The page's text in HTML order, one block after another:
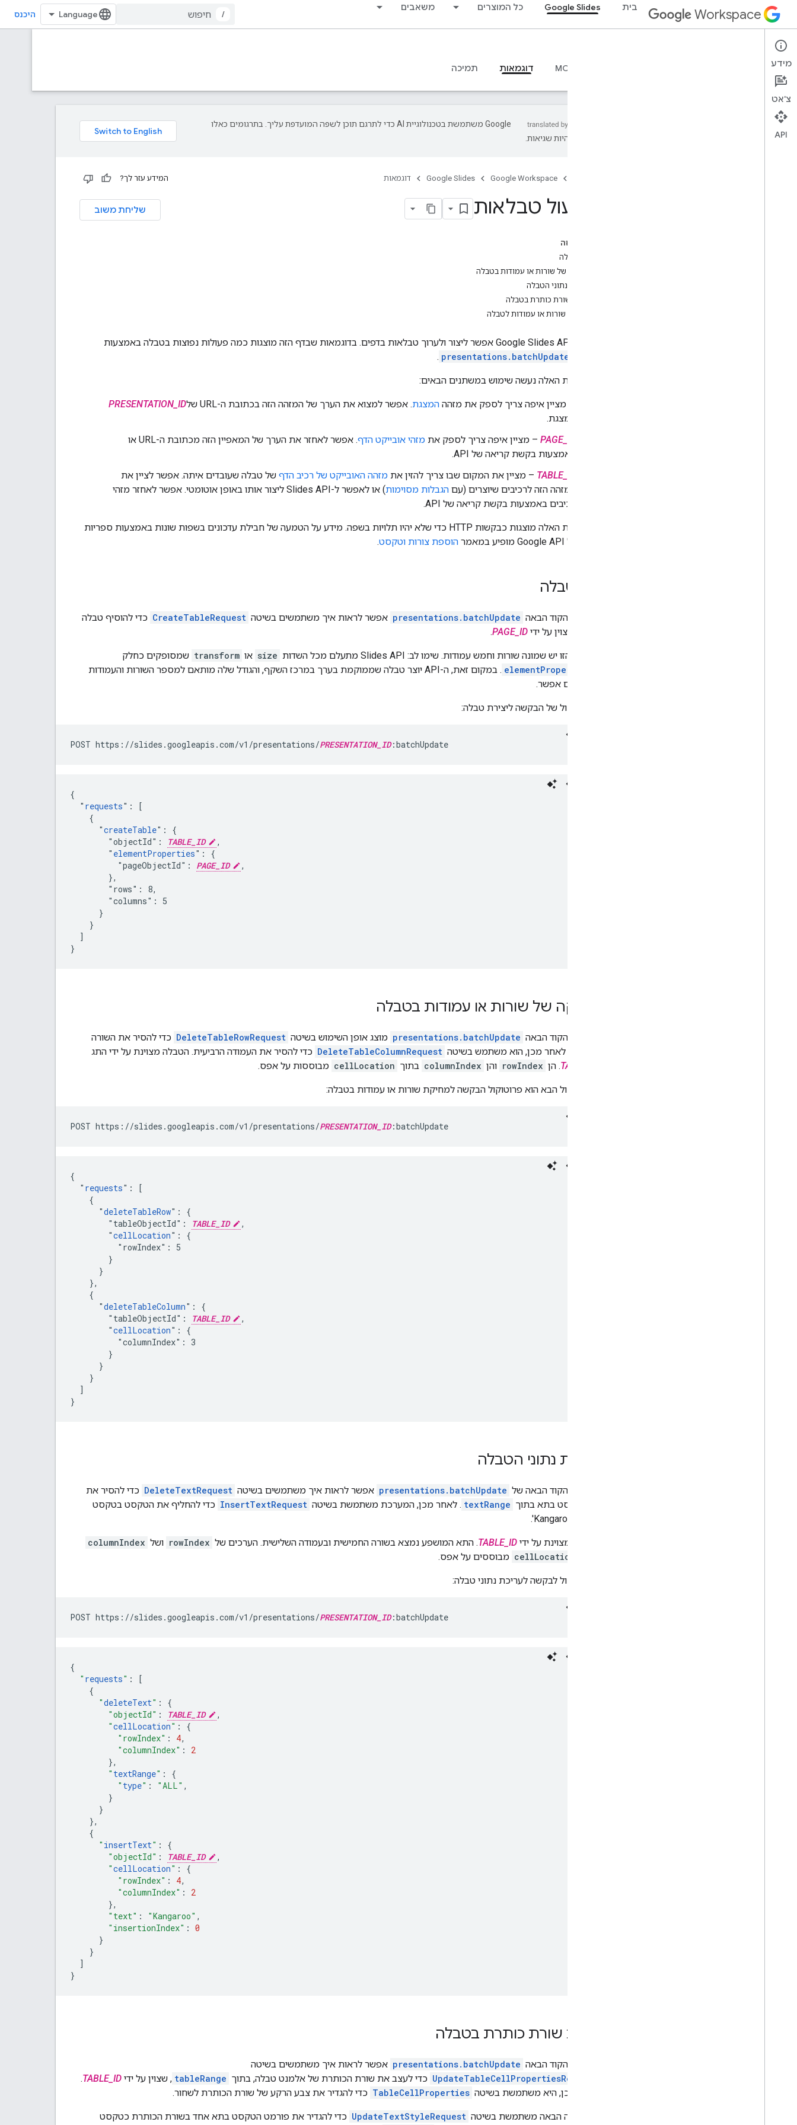
Workspace בית Google Slides כל המוצרים משאבים
/ היכנס
Google Slides
סקירה כללית דוגמאות תמיכה
‫Google משתמשת בטכנולוגיית AI כדי לתרגם תוכן לשפה המועדפת עליך. בתרגומים כאלו
עשויות להיות שגיאות.
Google Workspace
Google Slides דוגמאות המידע עזר לך?
שליחת משוב תפעול טבלאות
בדף הזה
צור טבלה
מחיקה של שורות או עמודות בטבלה
עריכת נתוני הטבלה
עיצוב שורת כותרת בטבלה
הוספת שורות או עמודות לטבלה
בעזרת Google Slides API אפשר ליצור ולערוך טבלאות בדפים. בדוגמאות שבדף הזה מוצגות כמה פעולות נפוצות בטבלה באמצעות
presentations.batchUpdate
.
בדוגמאות האלה נעשה שימוש במשתנים הבאים:
PRESENTATION_ID ‫— מציין איפה צריך לספק את מזהה המצגת
. אפשר למצוא את הערך של המזהה הזה בכתובת ה-URL של
המצגת.
PAGE_ID – מציין איפה צריך לספק את מזהי אובייקט הדף
. אפשר לאחזר את הערך של המאפיין הזה מכתובת ה-URL או
באמצעות בקשת קריאה של API.
TABLE_ID – מציין את המקום שבו צריך להזין את מזהה האובייקט של רכיב הדף של טבלה שעובדים איתה. אפשר לציין את
המזהה הזה לרכיבים שיוצרים (עם הגבלות מסוימות
) או לאפשר ל-Slides API ליצור אותו באופן אוטומטי. אפשר לאחזר מזהי
רכיבים באמצעות בקשת קריאה של API.
הדוגמאות האלה מוצגות כבקשות HTTP כדי שלא יהיו תלויות בשפה. מידע על הטמעה של חבילת עדכונים בשפות שונות באמצעות ספריות
לקוח של Google API מופיע במאמר
הוספת צורות וטקסט.
צור טבלה
בדוגמת הקוד הבאה presentations.batchUpdate אפשר לראות איך משתמשים בשיטה CreateTableRequest כדי להוסיף טבלה
לשקף שצוין על ידי PAGE_ID
.
בטבלה הזו יש שמונה שורות וחמש עמודות. שימו לב: Slides API מתעלם מכל השדות size או transform שמסופקים כחלק
elementProperties
. במקום זאת, ה-API יוצר טבלה שממוקמת בערך במרכז השקף, והגודל שלה מותאם למספר השורות והעמודות
שצוין, אם אפשר.
הפרוטוקול של הבקשה ליצירת טבלה:
POST https://slides.googleapis.com/v1/presentations/PRESENTATION_ID:batchUpdate
{
  "
requests": [
    {
      "
createTable": {
        "objectId":
TABLE_ID
,
        "
elementProperties": {
          "pageObjectId":
PAGE_ID
,
        },
        "rows": 8,
        "columns": 5
      }
    }
  ]
}
מחיקה של שורות או עמודות בטבלה
בדוגמת הקוד הבאה presentations.batchUpdate מוצג אופן השימוש בשיטה DeleteTableRowRequest כדי להסיר את השורה
השישית. לאחר מכן, הוא משתמש בשיטה DeleteTableColumnRequest כדי להסיר את העמודה הרביעית. הטבלה מצוינת על ידי התג
TABLE_ID. הן rowIndex והן columnIndex בתוך cellLocation מבוססות על אפס.
הפרוטוקול הבא הוא פרוטוקול הבקשה למחיקת שורות או עמודות בטבלה:
POST https://slides.googleapis.com/v1/presentations/PRESENTATION_ID:batchUpdate
{
  "
requests": [
    {
      "
deleteTableRow": {
        "tableObjectId":
TABLE_ID
,
        "
cellLocation": {
          "rowIndex": 5
        }
      }
    },
    {
      "
deleteTableColumn": {
        "tableObjectId":
TABLE_ID
,
        "
cellLocation": {
          "columnIndex": 3
        }
      }
    }
  ]
}
עריכת נתוני הטבלה
בדוגמת הקוד הבאה של presentations.batchUpdate אפשר לראות איך משתמשים בשיטה DeleteTextRequest כדי להסיר את
כל הטקסט בתא בתוך textRange . לאחר מכן, המערכת משתמשת בשיטה InsertTextRequest כדי להחליף את הטקסט בטקסט
הטבלה מצוינת על ידי TABLE_ID. התא המושפע נמצא בשורה החמישית ובעמודה השלישית. הערכים של rowIndex ושל columnIndex
cellLocation מבוססים על אפס.
הפרוטוקול לבקשה לעריכת נתוני טבלה:
POST https://slides.googleapis.com/v1/presentations/PRESENTATION_ID:batchUpdate
{
" requests" :
[
{
"deleteText" :
{
"objectId" : TABLE_ID
,
"cellLocation" :
{
"rowIndex" : 4,
"columnIndex" :
2
},
" textRange" :
{
" type" : "ALL" ,
}
}
},
{
" insertText" :
{
"objectId" : TABLE_ID
,
"cellLocation" :
{
"rowIndex" : 4,
"columnIndex" :
2
},
"text" : "Kangaroo" ,
"insertionIndex" : 0
}
}
]
}
עיצוב שורת כותרת בטבלה
בדוגמת הקוד הבאה presentations.batchUpdate אפשר לראות איך משתמשים בשיטה
UpdateTableCellPropertiesRequest כדי לעצב את שורת הכותרת של אלמנט טבלה, בתוך tableRange , שצוין על ידי TABLE_ID
.
לאחר מכן, היא משתמשת בשיטה TableCellProperties כדי להגדיר את צבע הרקע של שורת הכותרת לשחור.
כל בקשה הבאה משתמשת בשיטה UpdateTextStyleRequest כדי להגדיר את פורמט הטקסט בתא אחד בשורת הכותרת כטקסט
מידע
צ'אט
API